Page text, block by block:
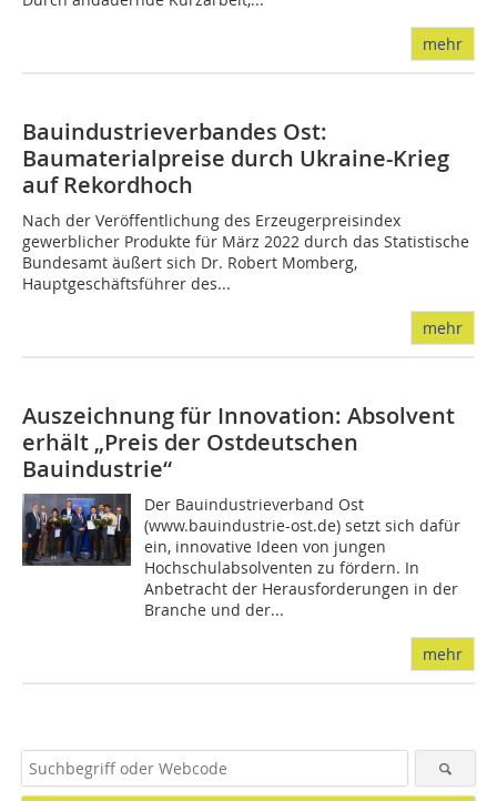
mehr
Bauindustrieverbandes Ost:
Baumaterialpreise durch Ukraine-Krieg
auf Rekordhoch
Nach der Veröffentlichung des Erzeugerpreisindex
gewerblicher Produkte für März 2022 durch das Statistische
Bundesamt äußert sich Dr. Robert Momberg,
Hauptgeschäftsführer des...
mehr
Auszeichnung für Innovation: Absolvent
erhält „Preis der Ostdeutschen
Bauindustrie“
Der Bauindustrieverband Ost
(www.bauindustrie-ost.de) setzt sich dafür
ein, innovative Ideen von jungen
Hochschulabsolventen zu fördern. In
Anbetracht der Herausforderungen in der
Branche und der...
mehr